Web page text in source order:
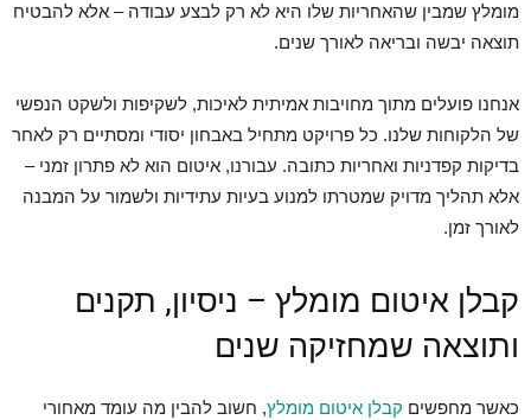
מומלץ שמבין שהאחריות שלו היא לא רק לבצע עבודה – אלא להבטיח
תוצאה יבשה ובריאה לאורך שנים.
אנחנו פועלים מתוך מחויבות אמיתית לאיכות, לשקיפות ולשקט הנפשי
של הלקוחות שלנו. כל פרויקט מתחיל באבחון יסודי ומסתיים רק לאחר
בדיקות קפדניות ואחריות כתובה. עבורנו, איטום הוא לא פתרון זמני –
אלא תהליך מדויק שמטרתו למנוע בעיות עתידיות ולשמור על המבנה
לאורך זמן.
קבלן איטום מומלץ – ניסיון, תקנים
ותוצאה שמחזיקה שנים
כאשר מחפשים קבלן איטום מומלץ, חשוב להבין מה עומד מאחורי